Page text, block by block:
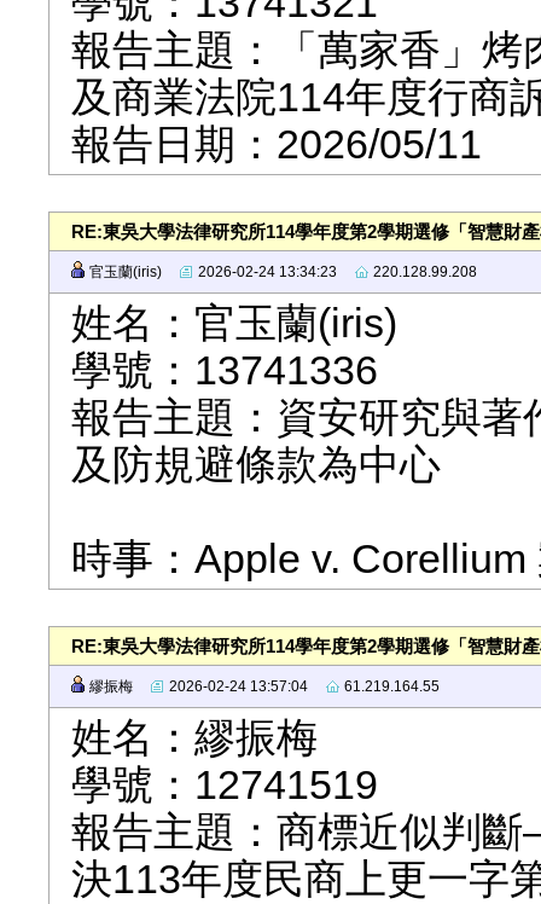
報告主題：「萬家香」
及商業法院114年度行商
報告日期：2026/05/11
RE:東吳大學法律研究所114學年度第2學期選修「智慧財
官玉蘭(iris) 2026-02-24 13:34:23 220.128.99.208
姓名：官玉蘭(iris)
學號：13741336
報告主題：資安研究與
及防規避條款為中心
時事：Apple v. Corellium
RE:東吳大學法律研究所114學年度第2學期選修「智慧財
繆振梅 2026-02-24 13:57:04 61.219.164.55
姓名：繆振梅
學號：12741519
報告主題：商標近似判
決113年度民商上更一字